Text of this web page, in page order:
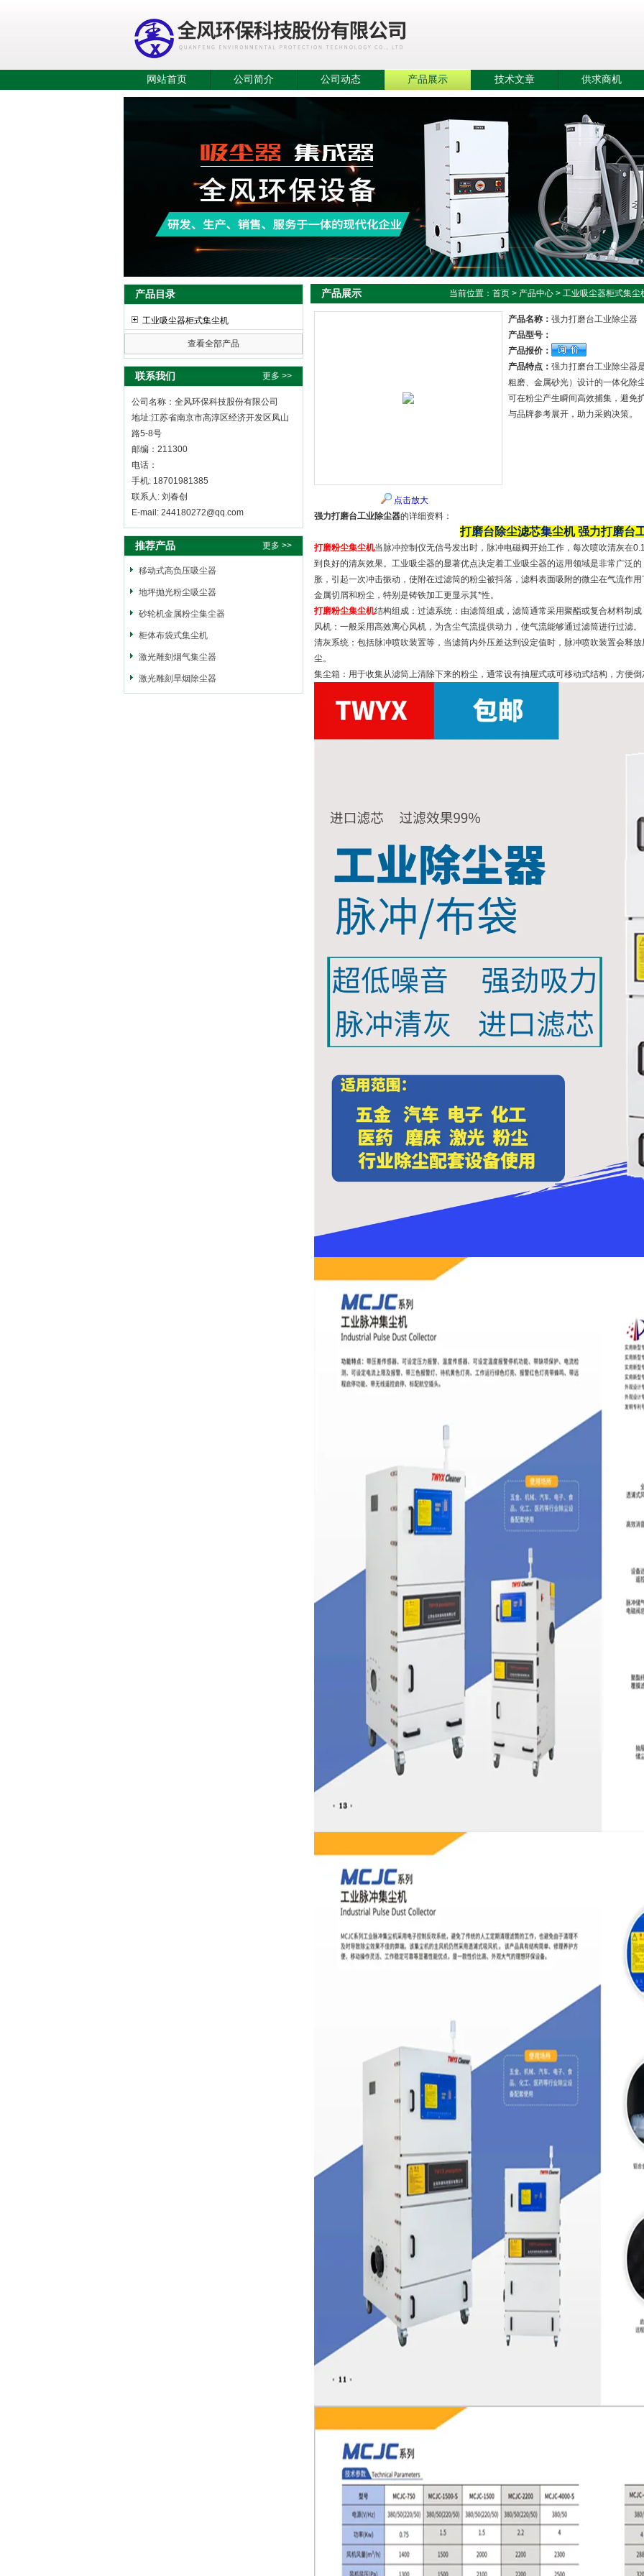
网站首页 公司简介 公司动态 产品展示 技术文章 供求商机
产品目录
工业吸尘器柜式集尘机
查看全部产品
联系我们 更多 >>
公司名称：全风环保科技股份有限公司
地址:江苏省南京市高淳区经济开发区凤山
路5-8号
邮编：211300
电话：
手机: 18701981385
联系人: 刘春创
E-mail: 244180272@qq.com
推荐产品 更多 >>
移动式高负压吸尘器
地坪抛光粉尘吸尘器
砂轮机金属粉尘集尘器
柜体布袋式集尘机
激光雕刻烟气集尘器
激光雕刻旱烟除尘器
产品展示 当前位置： 首页 > 产品中心 > 工业吸尘器柜式集尘
点击放大
产品名称： 强力打磨台工业除尘器
产品型号：
产品报价：
产品特点： 强力打磨台工业除尘器
粗磨、金属砂光）设计的一体化除
可在粉尘产生瞬间高效捕集，避免
与品牌参考展开，助力采购决策。
强力打磨台工业除尘器的详细资料：
打磨台除尘滤芯集尘机 强力打磨台
打磨粉尘集尘机当脉冲控制仪无信号发出时，脉冲电磁阀开始工作，每次喷吹清灰在
到良好的清灰效果。工业吸尘器的显著优点决定着工业吸尘器的运用领域是非常广泛
胀，引起一次冲击振动，使附在过滤筒的粉尘被抖落，滤料表面吸附的微尘在气流作
金属切屑和粉尘，特别是铸铁加工更显示其*性。
打磨粉尘集尘机结构组成：过滤系统：由滤筒组成，滤筒通常采用聚酯或复合材料制
风机：一般采用高效离心风机，为含尘气流提供动力，使气流能够通过滤筒进行过滤。
清灰系统：包括脉冲喷吹装置等，当滤筒内外压差达到设定值时，脉冲喷吹装置会释
尘。
集尘箱：用于收集从滤筒上清除下来的粉尘，通常设有抽屉式或可移动式结构，方便倒